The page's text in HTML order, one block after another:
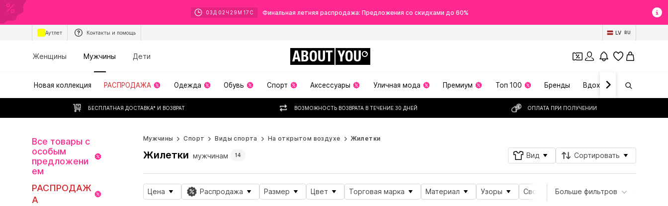
03 Д 02 Ч 29 М 15 С Финальная летняя распродажа: Предложения со скидками до 60%
Аутлет Контакты и помощь LV RU
Женщины Мужчины Дети ABOUT YOU
Новая коллекция РАСПРОДАЖА Одежда Обувь Спорт Аксессуары Уличная мода Премиум Топ 100 Бренды Вдохновение
БЕСПЛАТНАЯ ДОСТАВКА* И ВОЗВРАТ ВОЗМОЖНОСТЬ ВОЗВРАТА В ТЕЧЕНИЕ 30 ДНЕЙ ОПЛАТА ПРИ ПОЛУЧЕНИИ
Все товары с
особым
предложени
ем
РАСПРОДАЖ
А
Мужчины Спорт Виды спорта На открытом воздухе Жилетки
Жилетки мужчинам 14 Вид Сортировать
Цена Распродажа Размер Цвет Торговая марка Материал Узоры Свойства продукта Вид спорта
Больше фильтров